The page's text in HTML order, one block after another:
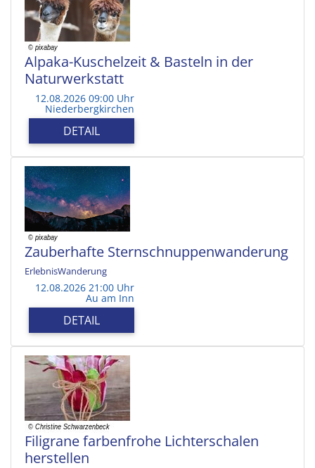
Alpaka-Kuschelzeit & Basteln in der
Naturwerkstatt
12.08.2026 09:00 Uhr
Niederbergkirchen
DETAIL
Zauberhafte Sternschnuppenwanderung
ErlebnisWanderung
12.08.2026 21:00 Uhr
Au am Inn
DETAIL
Filigrane farbenfrohe Lichterschalen
herstellen